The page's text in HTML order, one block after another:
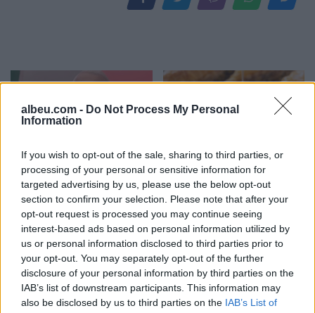
albeu.com - Do Not Process My Personal
Information
If you wish to opt-out of the sale, sharing to third parties, or
processing of your personal or sensitive information for
targeted advertising by us, please use the below opt-out
section to confirm your selection. Please note that after your
opt-out request is processed you may continue seeing
interest-based ads based on personal information utilized by
us or personal information disclosed to third parties prior to
your opt-out. You may separately opt-out of the further
disclosure of your personal information by third parties on the
IAB’s list of downstream participants. This information may
also be disclosed by us to third parties on the IAB’s List of
FOTO/ Gjesti përqafime të
ngrohta me ish-banoren e
Big Brother Vip
Disa fakte që nuk i dini
mbi bakllavanë